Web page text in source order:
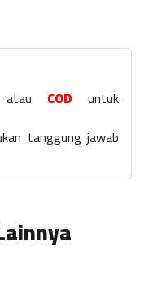
atau COD untuk
tanggung jawab